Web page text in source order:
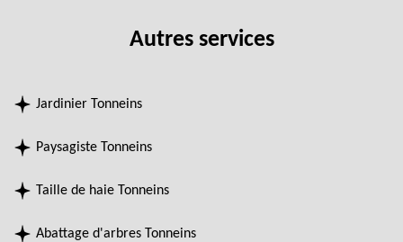
Autres services
Jardinier Tonneins
Paysagiste Tonneins
Taille de haie Tonneins
Abattage d'arbres Tonneins